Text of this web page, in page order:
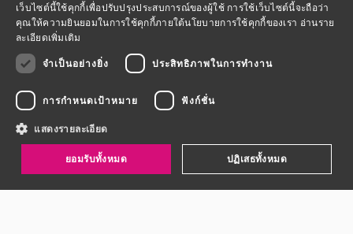
เว็บไซต์นี้ใช้คุกกี้เพื่อปรับปรุงประสบการณ์ของผู้ใช้ การใช้เว็บไซต์นี้จะถือว่า
คุณให้ความยินยอมในการใช้คุกกี้ภายใต้นโยบายการใช้คุกกี้ของเรา อ่านราย
ละเอียดเพิ่มเติม
จำเป็นอย่างยิ่ง
ประสิทธิภาพในการทำงาน
การกำหนดเป้าหมาย ฟังก์ชั่น
แสดงรายละเอียด
ยอมรับทั้งหมด ปฏิเสธทั้งหมด